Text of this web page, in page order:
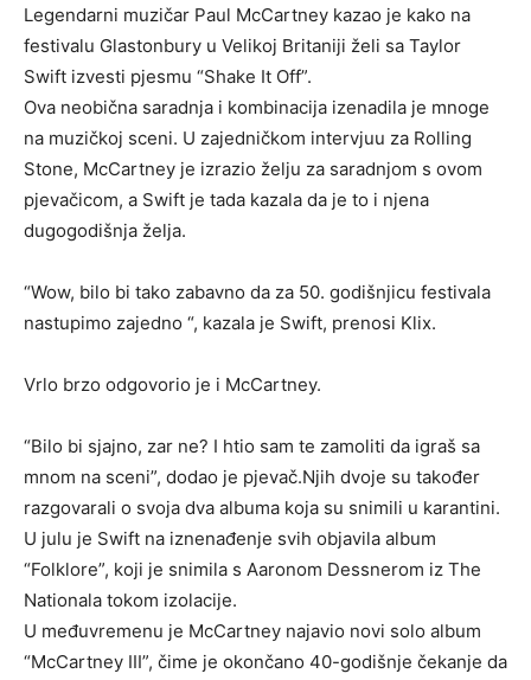
Legendarni muzičar Paul McCartney kazao je kako na
festivalu Glastonbury u Velikoj Britaniji želi sa Taylor
Swift izvesti pjesmu “Shake It Off”.
Ova neobična saradnja i kombinacija izenadila je mnoge
na muzičkoj sceni. U zajedničkom intervjuu za Rolling
Stone, McCartney je izrazio želju za saradnjom s ovom
pjevačicom, a Swift je tada kazala da je to i njena
dugogodišnja želja.
“Wow, bilo bi tako zabavno da za 50. godišnjicu festivala
nastupimo zajedno “, kazala je Swift, prenosi Klix.
Vrlo brzo odgovorio je i McCartney.
“Bilo bi sjajno, zar ne? I htio sam te zamoliti da igraš sa
mnom na sceni”, dodao je pjevač.Njih dvoje su također
razgovarali o svoja dva albuma koja su snimili u karantini.
U julu je Swift na iznenađenje svih objavila album
“Folklore”, koji je snimila s Aaronom Dessnerom iz The
Nationala tokom izolacije.
U međuvremenu je McCartney najavio novi solo album
“McCartney III”, čime je okončano 40-godišnje čekanje da